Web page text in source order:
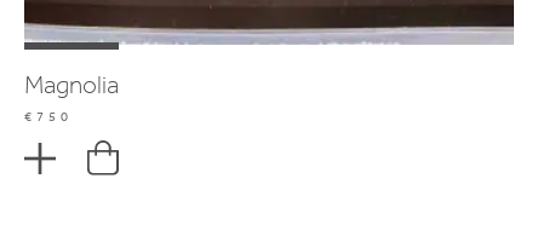
Magnolia
€750